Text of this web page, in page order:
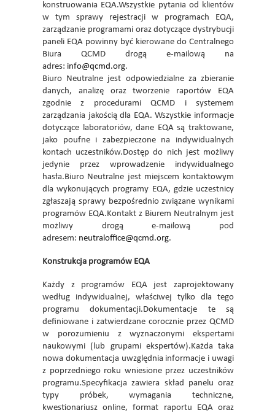
konstruowania EQA.Wszystkie pytania od klientów
w tym sprawy rejestracji w programach EQA,
zarządzanie programami oraz dotyczące dystrybucji
paneli EQA powinny być kierowane do Centralnego
Biura QCMD drogą e-mailową na
adres: info@qcmd.org.
Biuro Neutralne jest odpowiedzialne za zbieranie
danych, analizę oraz tworzenie raportów EQA
zgodnie z procedurami QCMD i systemem
zarządzania jakością dla EQA. Wszystkie informacje
dotyczące laboratoriów, dane EQA są traktowane,
jako poufne i zabezpieczone na indywidualnych
kontach uczestników.Dostęp do nich jest możliwy
jedynie przez wprowadzenie indywidualnego
hasła.Biuro Neutralne jest miejscem kontaktowym
dla wykonujących programy EQA, gdzie uczestnicy
zgłaszają sprawy bezpośrednio związane wynikami
programów EQA.Kontakt z Biurem Neutralnym jest
możliwy drogą e-mailową pod
adresem: neutraloffice@qcmd.org.
Konstrukcja programów EQA
Każdy z programów EQA jest zaprojektowany
według indywidualnej, właściwej tylko dla tego
programu dokumentacji.Dokumentacje te są
definiowane i zatwierdzane corocznie przez QCMD
w porozumieniu z wyznaczonymi ekspertami
naukowymi (lub grupami ekspertów).Każda taka
nowa dokumentacja uwzględnia informacje i uwagi
z poprzedniego roku wniesione przez uczestników
programu.Specyfikacja zawiera skład panelu oraz
typy próbek, wymagania techniczne,
kwestionariusz online, format raportu EQA oraz